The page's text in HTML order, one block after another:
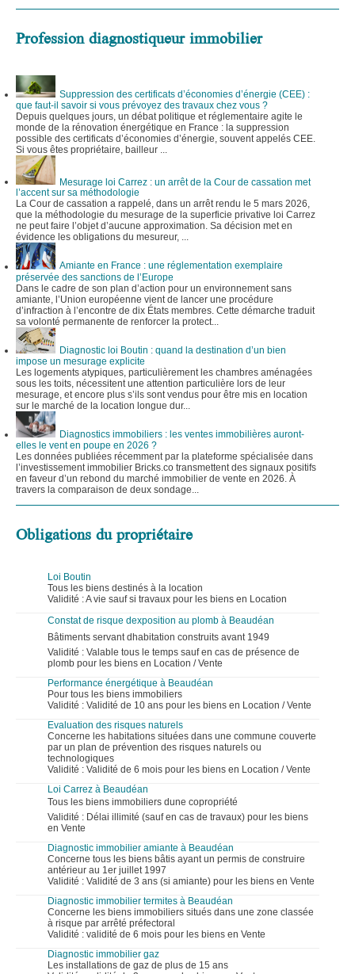
Profession diagnostiqueur immobilier
Suppression des certificats d’économies d’énergie (CEE) :
que faut-il savoir si vous prévoyez des travaux chez vous ?
Depuis quelques jours, un débat politique et réglementaire agite le
monde de la rénovation énergétique en France : la suppression
possible des certificats d’économies d’énergie, souvent appelés CEE.
Si vous êtes propriétaire, bailleur ...
Mesurage loi Carrez : un arrêt de la Cour de cassation met
l’accent sur sa méthodologie
La Cour de cassation a rappelé, dans un arrêt rendu le 5 mars 2026,
que la méthodologie du mesurage de la superficie privative loi Carrez
ne peut faire l’objet d’aucune approximation. Sa décision met en
évidence les obligations du mesureur, ...
Amiante en France : une réglementation exemplaire
préservée des sanctions de l’Europe
Dans le cadre de son plan d’action pour un environnement sans
amiante, l’Union européenne vient de lancer une procédure
d’infraction à l’encontre de dix États membres. Cette démarche traduit
sa volonté permanente de renforcer la protect...
Diagnostic loi Boutin : quand la destination d’un bien
impose un mesurage explicite
Les logements atypiques, particulièrement les chambres aménagées
sous les toits, nécessitent une attention particulière lors de leur
mesurage, et encore plus s’ils sont vendus pour être mis en location
sur le marché de la location longue dur...
Diagnostics immobiliers : les ventes immobilières auront-
elles le vent en poupe en 2026 ?
Les données publiées récemment par la plateforme spécialisée dans
l’investissement immobilier Bricks.co transmettent des signaux positifs
en faveur d’un rebond du marché immobilier de vente en 2026. À
travers la comparaison de deux sondage...
Obligations du propriétaire
Loi Boutin
Tous les biens destinés à la location
Validité : A vie sauf si travaux pour les biens en Location
Constat de risque dexposition au plomb à Beaudéan
Bâtiments servant dhabitation construits avant 1949
Validité : Valable tous le temps sauf en cas de présence de
plomb pour les biens en Location / Vente
Performance énergétique à Beaudéan
Pour tous les biens immobiliers
Validité : Validité de 10 ans pour les biens en Location / Vente
Evaluation des risques naturels
Concerne les habitations situées dans une commune couverte
par un plan de prévention des risques naturels ou
technologiques
Validité : Validité de 6 mois pour les biens en Location / Vente
Loi Carrez à Beaudéan
Tous les biens immobiliers dune copropriété
Validité : Délai illimité (sauf en cas de travaux) pour les biens
en Vente
Diagnostic immobilier amiante à Beaudéan
Concerne tous les biens bâtis ayant un permis de construire
antérieur au 1er juillet 1997
Validité : Validité de 3 ans (si amiante) pour les biens en Vente
Diagnostic immobilier termites à Beaudéan
Concerne les biens immobiliers situés dans une zone classée
à risque par arrêté préfectoral
Validité : validité de 6 mois pour les biens en Vente
Diagnostic immobilier gaz
Les installations de gaz de plus de 15 ans